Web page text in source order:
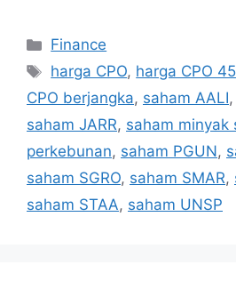
Categories
Finance
Tags
harga CPO, harga CPO
CPO berjangka, saham AALI,
saham JARR, saham minyak
perkebunan, saham PGUN,
saham SGRO, saham SMAR,
saham STAA, saham UNSP